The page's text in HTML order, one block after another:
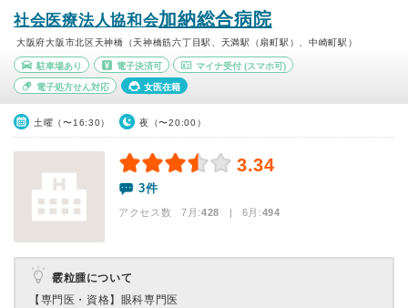
社会医療法人協和会加納総合病院
大阪府大阪市北区天神橋（天神橋筋六丁目駅、天満駅（扇町駅）、中崎町駅）
駐車場あり 電子決済可 マイナ受付 (スマホ可)
電子処方せん対応 女医在籍
土曜（〜16:30） 夜（〜20:00）
3.34
3件
アクセス数 7月:428 | 6月:494
霰粒腫について
【専門医・資格】 眼科専門医